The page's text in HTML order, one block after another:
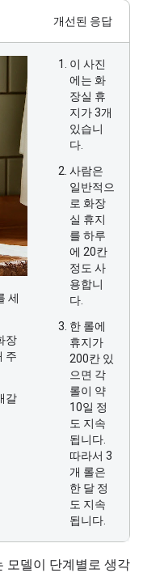
개선된 응답
세
장
주
갈
이 사진
에는 화
장실 휴
지가 3개
있습니
다.
사람은
일반적으
로 화장
실 휴지
를 하루
에 20칸
정도 사
용합니
다.
한 롤에
휴지가
200칸 있
으면 각
롤이 약
10일 정
도 지속
됩니다.
따라서 3
개 롤은
한 달 정
도 지속
됩니다.
모델이 단계별로 생각